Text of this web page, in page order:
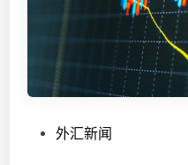
外汇新闻